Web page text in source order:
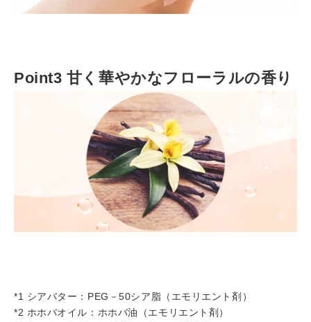
Point3 甘く華やかなフローラルの香り
*1 シアバター：PEG－50シア脂（エモリエント剤）
*2 ホホバオイル：ホホバ油（エモリエント剤）